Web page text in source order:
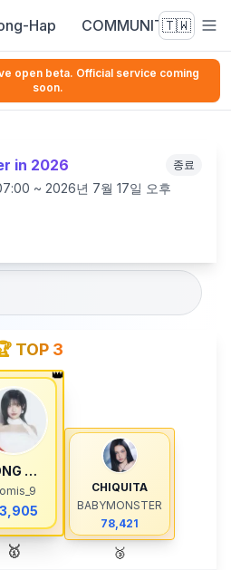
Hap COMMUNITY🇹🇼
open beta. Official service coming
soon.
in 2026 종료
~ 2026년 7월 17일 오후
TOP 3
👑
SONG HA YOUNG
🥇
CHIQUITA
BABYMONSTER
78,421
🥉